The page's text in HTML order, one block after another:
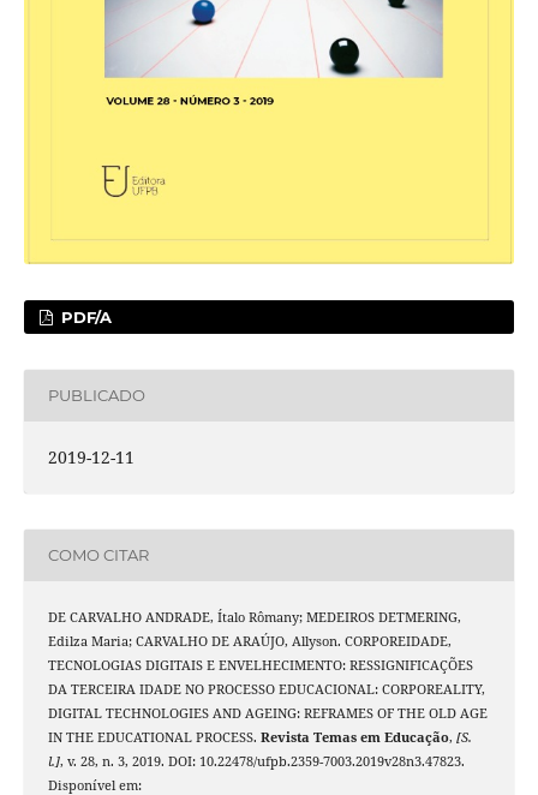
PDF/A
PUBLICADO
2019-12-11
COMO CITAR
DE CARVALHO ANDRADE, Ítalo Rômany; MEDEIROS DETMERING,
Edilza Maria; CARVALHO DE ARAÚJO, Allyson. CORPOREIDADE,
TECNOLOGIAS DIGITAIS E ENVELHECIMENTO: RESSIGNIFICAÇÕES
DA TERCEIRA IDADE NO PROCESSO EDUCACIONAL: CORPOREALITY,
DIGITAL TECHNOLOGIES AND AGEING: REFRAMES OF THE OLD AGE
IN THE EDUCATIONAL PROCESS. Revista Temas em Educação, [S.
l.], v. 28, n. 3, 2019. DOI: 10.22478/ufpb.2359-7003.2019v28n3.47823.
Disponível em: